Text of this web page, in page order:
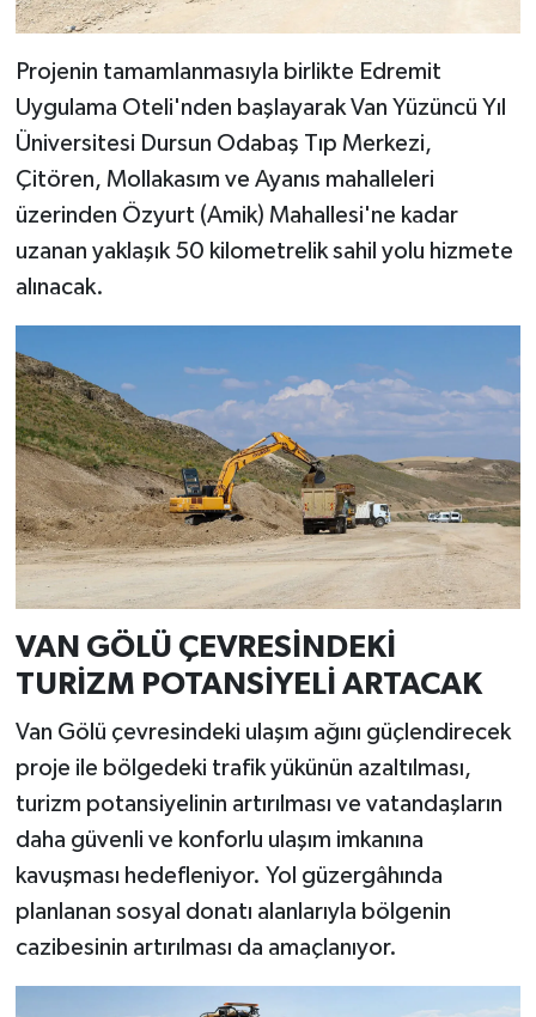
Projenin tamamlanmasıyla birlikte Edremit
Uygulama Oteli'nden başlayarak Van Yüzüncü Yıl
Üniversitesi Dursun Odabaş Tıp Merkezi,
Çitören, Mollakasım ve Ayanıs mahalleleri
üzerinden Özyurt (Amik) Mahallesi'ne kadar
uzanan yaklaşık 50 kilometrelik sahil yolu hizmete
alınacak.
VAN GÖLÜ ÇEVRESİNDEKİ
TURİZM POTANSİYELİ ARTACAK
Van Gölü çevresindeki ulaşım ağını güçlendirecek
proje ile bölgedeki trafik yükünün azaltılması,
turizm potansiyelinin artırılması ve vatandaşların
daha güvenli ve konforlu ulaşım imkanına
kavuşması hedefleniyor. Yol güzergâhında
planlanan sosyal donatı alanlarıyla bölgenin
cazibesinin artırılması da amaçlanıyor.